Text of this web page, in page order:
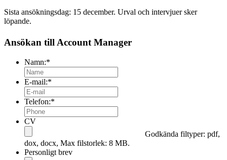
Sista ansökningsdag: 15 december. Urval och intervjuer sker
löpande.
Ansökan till Account Manager
Namn:*
E-mail:*
Telefon:*
CV
Godkända filtyper: pdf,
dox, docx, Max filstorlek: 8 MB.
Personligt brev